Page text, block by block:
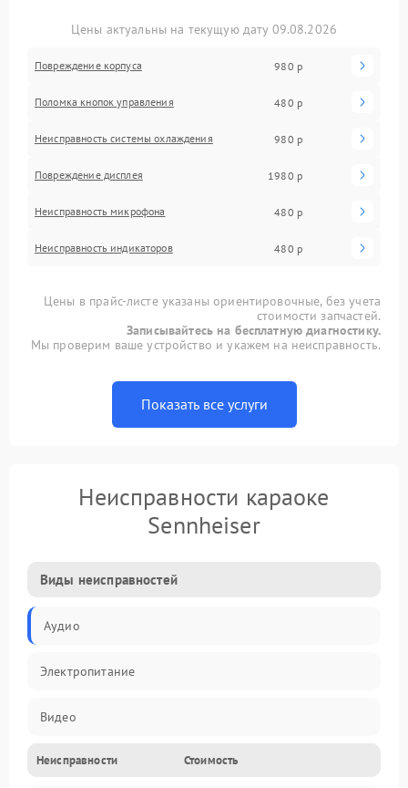
Цены актуальны на текущую дату 09.08.2026
Повреждение корпуса 980 р
Поломка кнопок управления 480 р
Неисправность системы охлаждения 980 р
Повреждение дисплея 1980 р
Неисправность микрофона 480 р
Неисправность индикаторов 480 р
Цены в прайс-листе указаны ориентировочные, без учета
стоимости запчастей.
Записывайтесь на бесплатную диагностику.
Мы проверим ваше устройство и укажем на неисправность.
Показать все услуги
Неисправности караоке
Sennheiser
Виды неисправностей
Аудио
Электропитание
Видео
Электроника
Неисправности Стоимость